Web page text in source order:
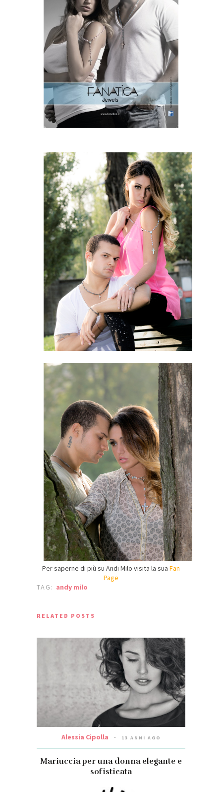
Per saperne di più su Andi Milo visita la sua Fan
Page
TAG: andy milo
RELATED POSTS
Alessia Cipolla 13 ANNI AGO
Mariuccia per una donna elegante e
sofisticata